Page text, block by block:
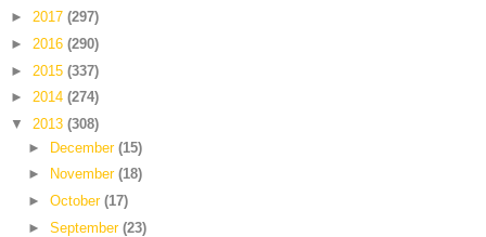
► 2017 (297)
► 2016 (290)
► 2015 (337)
► 2014 (274)
▼ 2013 (308)
► December (15)
►
November (18)
► October (17)
► September (23)